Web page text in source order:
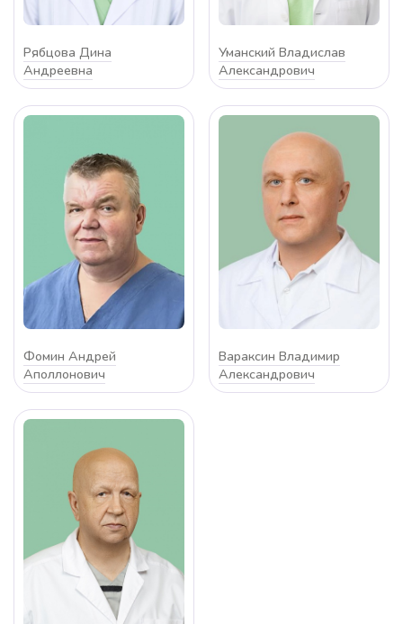
Рябцова Дина
Андреевна
Уманский Владислав
Александрович
Фомин Андрей
Аполлонович
Вараксин Владимир
Александрович